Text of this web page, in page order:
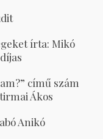
írta: Mikó
című szám
Ákos
Anikó